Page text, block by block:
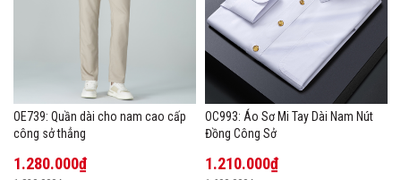
OE739: Quần dài cho nam cao cấp
công sở thẳng
1.280.000₫
OC993: Áo Sơ Mi Tay Dài Nam Nút
Đồng Công Sở
1.210.000₫